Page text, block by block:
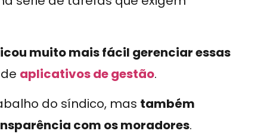
muito mais fácil gerenciar essas
aplicativos de gestão.
do síndico, mas também
com os moradores.